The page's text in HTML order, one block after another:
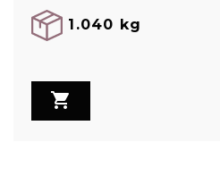
1.040 kg
